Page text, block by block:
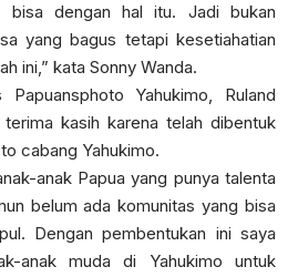
bisa dengan hal itu. Jadi bukan
yang bagus tetapi kesetiahatian
ini,” kata Sonny Wanda.
Papuansphoto Yahukimo, Ruland
terima kasih karena telah dibentuk
cabang Yahukimo.
anak Papua yang punya talenta
belum ada komunitas yang bisa
Dengan pembentukan ini saya
anak muda di Yahukimo untuk